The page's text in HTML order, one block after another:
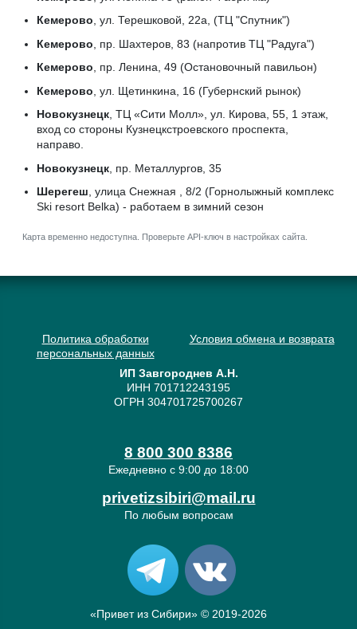
Кемерово, ул. Терешковой, 22а, (ТЦ "Спутник")
Кемерово , пр. Шахтеров, 83 (напротив ТЦ "Радуга")
Кемерово, пр. Ленина, 49 (Остановочный павильон)
Кемерово , ул. Щетинкина, 16 (Губернский рынок)
Новокузнецк, ТЦ «Сити Молл», ул. Кирова, 55, 1 этаж,
вход со стороны Кузнецкстроевского проспекта,
направо.
Новокузнецк, пр. Металлургов, 35
Шерегеш, улица Снежная , 8/2 (Горнолыжный комплекс
Ski resort Belka) - работаем в зимний сезон
Карта временно недоступна. Проверьте API-ключ в настройках сайта.
Политика обработки
персональных данных
Условия обмена и возврата
ИП Завгороднев А.Н.
ИНН 701712243195
ОГРН 304701725700267
8 800 300 8386
Ежедневно с 9:00 до 18:00
privetizsibiri@mail.ru
По любым вопросам
«Привет из Сибири» © 2019-2026